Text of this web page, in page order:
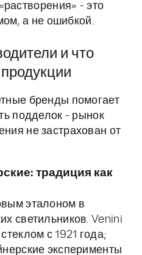
- это
а не ошибкой.
и что
бренды помогает
подделок - рынок
не застрахован от
традиция как
эталоном в
светильников. Venini
с 1921 года;
эксперименты